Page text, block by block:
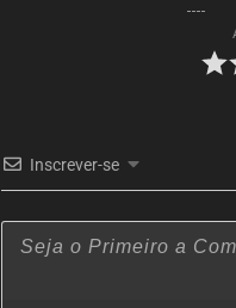
Inscrever-se